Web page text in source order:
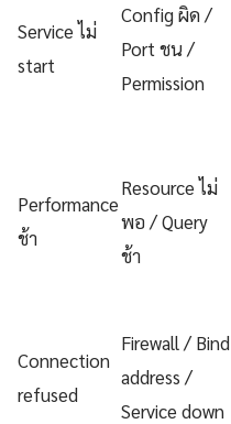
Service ไม่
start
Config ผิด /
Port ชน /
Permission
Performance
ช้า
Resource ไม่
พอ / Query
ช้า
Connection
refused
Firewall / Bind
address /
Service down